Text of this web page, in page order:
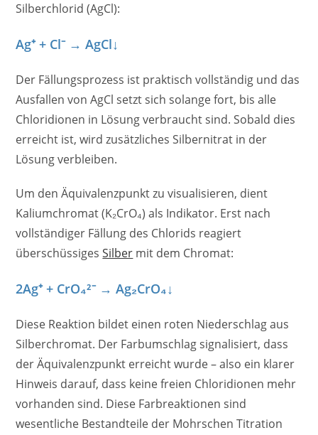
Silberchlorid (AgCl):
Ag⁺ + Cl⁻ → AgCl↓
Der Fällungsprozess ist praktisch vollständig und das
Ausfallen von AgCl setzt sich solange fort, bis alle
Chloridionen in Lösung verbraucht sind. Sobald dies
erreicht ist, wird zusätzliches Silbernitrat in der
Lösung verbleiben.
Um den Äquivalenzpunkt zu visualisieren, dient
Kaliumchromat (K₂CrO₄) als Indikator. Erst nach
vollständiger Fällung des Chlorids reagiert
überschüssigesSilber mit dem Chromat:
2Ag⁺ + CrO₄²⁻ → Ag₂CrO₄↓
Diese Reaktion bildet einen roten Niederschlag aus
Silberchromat. Der Farbumschlag signalisiert, dass
der Äquivalenzpunkt erreicht wurde – also ein klarer
Hinweis darauf, dass keine freien Chloridionen mehr
vorhanden sind. Diese Farbreaktionen sind
wesentliche Bestandteile der Mohrschen Titration